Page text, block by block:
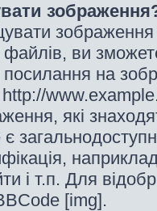
ви
посилання на
http://
які
і т.п. Для
[img].